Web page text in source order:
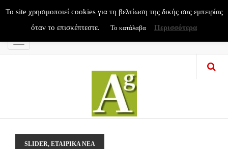
Menu
SLIDER, ΕΤΑΙΡΙΚΑ ΝΕΑ
To site χρησιμοποιεί cookies για τη βελτίωση της δικής σας εμπειρίας
όταν το επισκέπτεστε.
Το κατάλαβα Περισσότερα